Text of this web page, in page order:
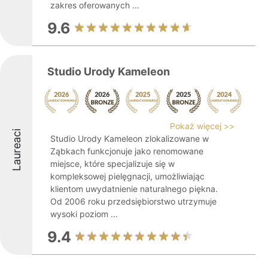
zakres oferowanych ...
9.6
Laureaci
Studio Urody Kameleon
Pokaż więcej >>
Studio Urody Kameleon zlokalizowane w
Ząbkach funkcjonuje jako renomowane
miejsce, które specjalizuje się w
kompleksowej pielęgnacji, umożliwiając
klientom uwydatnienie naturalnego piękna.
Od 2006 roku przedsiębiorstwo utrzymuje
wysoki poziom ...
9.4